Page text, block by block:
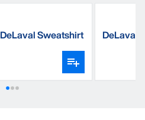
DeLaval Sweatshirt DeLaval